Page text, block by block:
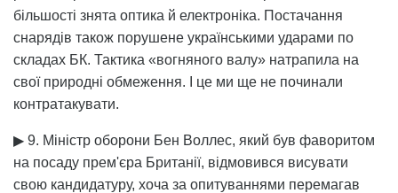
більшості знята оптика й електроніка. Постачання
снарядів також порушене українськими ударами по
складах БК. Тактика «вогняного валу» натрапила на
свої природні обмеження. І це ми ще не починали
контратакувати.
▶ 9. Міністр оборони Бен Воллес, який був фаворитом
на посаду прем'єра Британії, відмовився висувати
свою кандидатуру, хоча за опитуваннями перемагав